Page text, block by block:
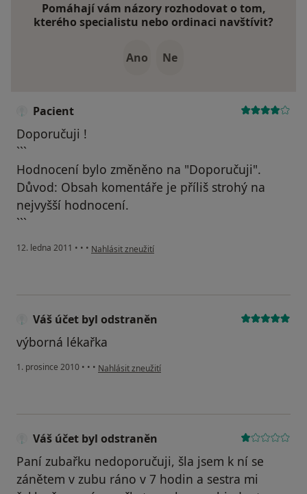
Pomáhají vám názory rozhodovat o tom,
kterého specialistu nebo ordinaci navštívit?
Ano Ne
Pacient
Doporučuji !
```
Hodnocení bylo změněno na "Doporučuji".
Důvod: Obsah komentáře je příliš strohý na
nejvyšší hodnocení.
```
12. ledna 2011 • • • podle názoru uživatele Pacient
Nahlásit zneužití
Váš účet byl odstraněn
výborná lékařka
1. prosince 2010 • • • podle názoru uživatele Váš účet byl odstraněn
Nahlásit zneužití
Váš účet byl odstraněn
Paní zubařku nedoporučuji, šla jsem k ní se
zánětem v zubu ráno v 7 hodin a sestra mi